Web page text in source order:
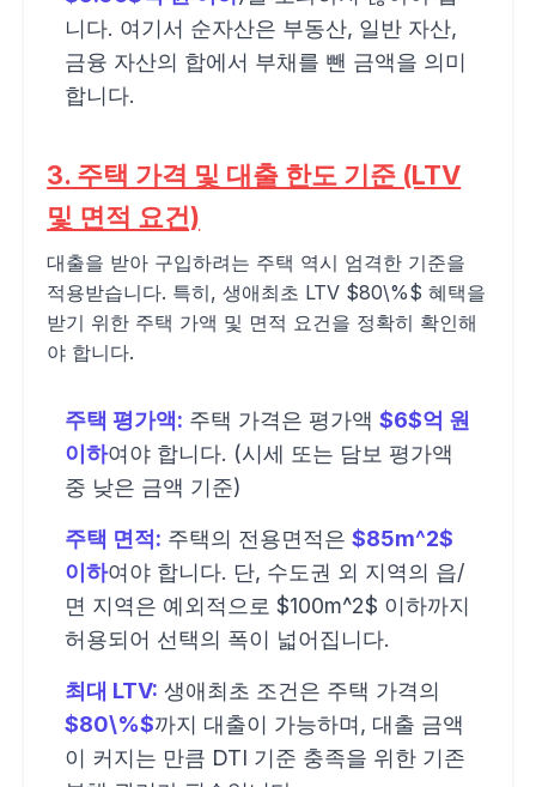
니다. 여기서 순자산은 부동산, 일반 자산,
금융 자산의 합에서 부채를 뺀 금액을 의미
합니다.
3. 주택 가격 및 대출 한도 기준 (LTV
및 면적 요건)
대출을 받아 구입하려는 주택 역시 엄격한 기준을
적용받습니다. 특히, 생애최초 LTV $80\%$ 혜택을
받기 위한 주택 가액 및 면적 요건을 정확히 확인해
야 합니다.
주택 평가액: 주택 가격은 평가액$6$억 원
이하여야 합니다. (시세 또는 담보 평가액
중 낮은 금액 기준)
주택 면적: 주택의 전용면적은$85m^2$
이하여야 합니다. 단, 수도권 외 지역의 읍/
면 지역은 예외적으로 $100m^2$ 이하까지
허용되어 선택의 폭이 넓어집니다.
최대 LTV: 생애최초 조건은 주택 가격의
$80\%$까지 대출이 가능하며, 대출 금액
이 커지는 만큼 DTI 기준 충족을 위한 기존